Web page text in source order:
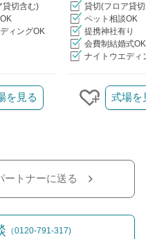
貸切含む)
ィングOK
貸切(フロア貸切含
ペット相談OK
提携神社有り
会費制結婚式OK
ナイトウエディン
する
を見る
クリップす
式場を見
ートナーに送る
（0120-791-317)